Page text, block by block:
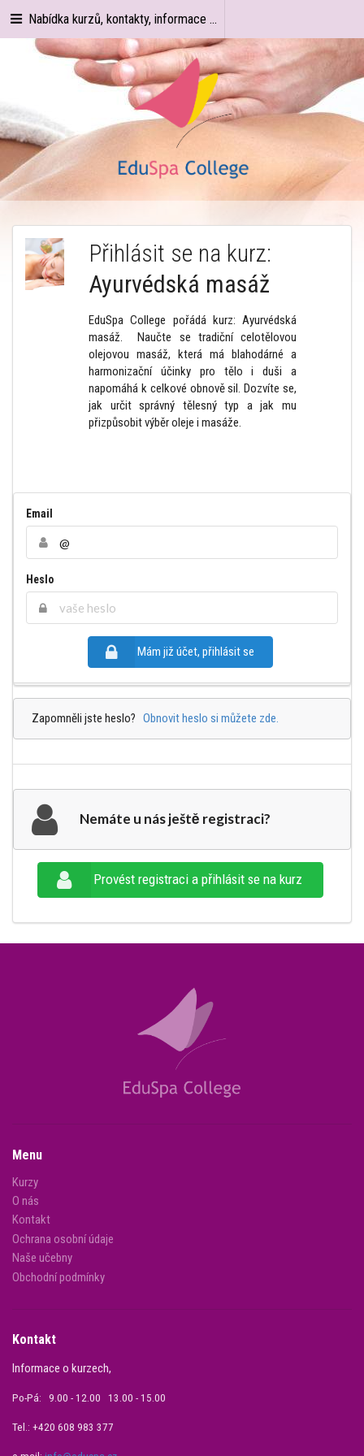
Nabídka kurzů, kontakty, informace ...
Přihlásit se na kurz:
Ayurvédská masáž
EduSpa College pořádá kurz: Ayurvédská
masáž. Naučte se tradiční celotělovou
olejovou masáž, která má blahodárné a
harmonizační účinky pro tělo i duši a
napomáhá k celkové obnově sil. Dozvíte se,
jak určit správný tělesný typ a jak mu
přizpůsobit výběr oleje i masáže.
Email
Heslo
Mám již účet, přihlásit se
Zapomněli jste heslo? Obnovit heslo si můžete zde.
Nemáte u nás ještě registraci?
Provést registraci a přihlásit se na kurz
Menu
Kurzy
O nás
Kontakt
Ochrana osobní údaje
Naše učebny
Obchodní podmínky
Kontakt
Informace o kurzech,
Po-Pá: 9.00 - 12.00 13.00 - 15.00
Tel.: +420 608 983 377